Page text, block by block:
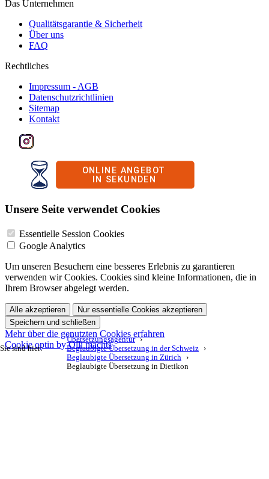
Sie sind hier:
Übersetzungsagentur
Beglaubigte Übersetzung in der Schweiz
Beglaubigte Übersetzung in Zürich
Beglaubigte Übersetzung in Dietikon
Das Unternehmen
Qualitätsgarantie & Sicherheit
Über uns
FAQ
Rechtliches
Impressum - AGB
Datenschutzrichtlinien
Sitemap
Kontakt
Unsere Seite verwendet Cookies
Essentielle Session Cookies
Google Analytics
Um unseren Besuchern eine besseres Erlebnis zu garantieren
verwenden wir Cookies. Cookies sind kleine Informationen, die in
Ihrem Browser abgelegt werden.
Alle akzeptieren
Nur essentielle Cookies akzeptieren
Speichern und schließen
Mehr über die genutzten Cookies erfahren
Cookie optin by Olli machts